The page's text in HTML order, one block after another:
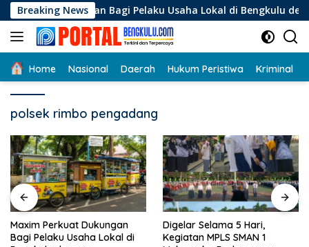
Langsung
ke
konten
Breaking News
Bagi Pelaku Usaha Lokal di Bengkulu dengan
Home Nasional Daerah Hukum Peristiwa Kriminal
polsek rimbo pengadang
Digelar Selama 5 Hari,
Kegiatan MPLS SMAN 1
Pemdes Talang Kuning Gelar
Rembug Stunting